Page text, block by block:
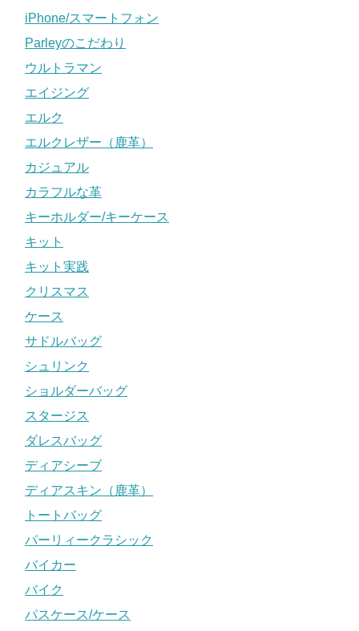
iPhone/スマートフォン
Parleyのこだわり
ウルトラマン
エイジング
エルク
エルクレザー（鹿革）
カジュアル
カラフルな革
キーホルダー/キーケース
キット
キット実践
クリスマス
ケース
サドルバッグ
シュリンク
ショルダーバッグ
スタージス
ダレスバッグ
ディアシーブ
ディアスキン（鹿革）
トートバッグ
パーリィークラシック
バイカー
バイク
パスケース/ケース